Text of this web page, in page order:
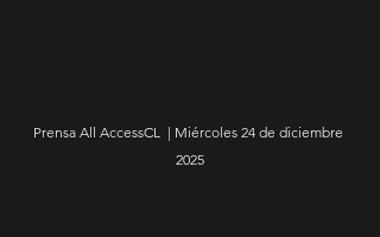
Prensa All AccessCL  | Miércoles 24 de diciembre
2025